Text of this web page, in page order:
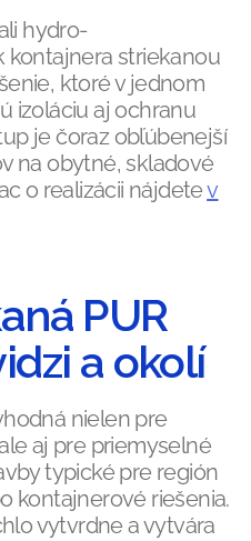
hydro-
striekanou
ktoré v jednom
izoláciu aj ochranu
je čoraz obľúbenejší
na obytné, skladové
o realizácii nájdetev
PUR
a okolí
nielen pre
aj pre priemyselné
typické pre región
kontajnerové riešenia.
vytvrdne a vytvára